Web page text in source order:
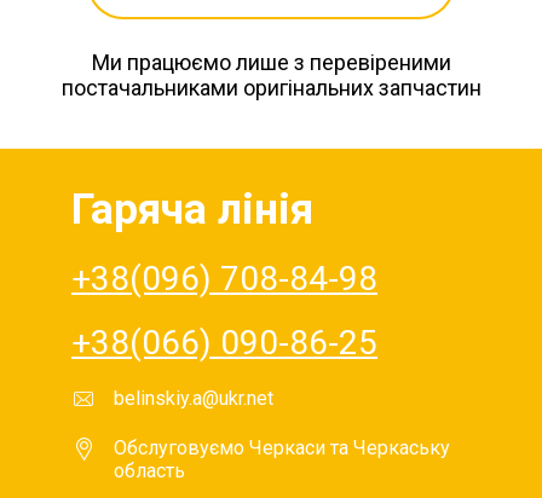
Ми працюємо лише з перевіреними
постачальниками оригінальних запчастин
Гаряча лінія
+38(096) 708-84-98
+38(066) 090-86-25
belinskiy.a@ukr.net
Обслуговуємо Черкаси та Черкаську
область